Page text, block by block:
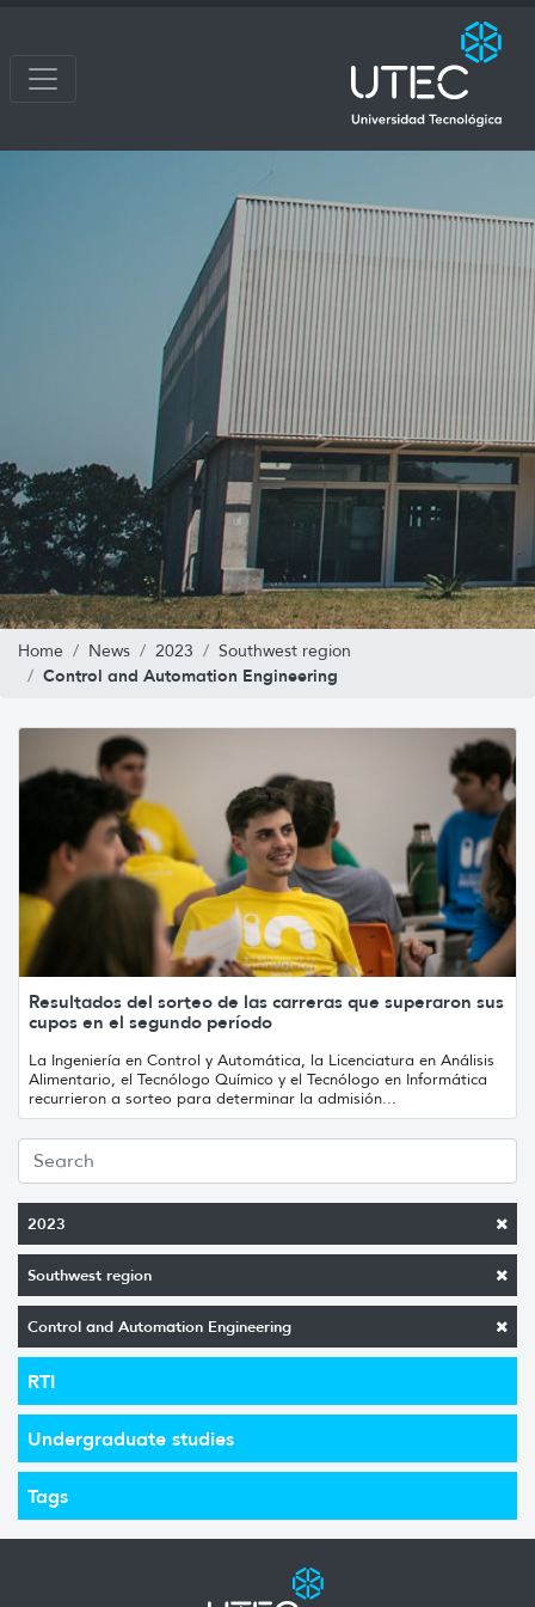
Home News 2023 Southwest region
Control and Automation Engineering
2023
Southwest region
Control and Automation Engineering
RTI
Undergraduate studies
Tags
Resultados del sorteo de las carreras que superaron sus
cupos en el segundo período
La Ingeniería en Control y Automática, la Licenciatura en Análisis
Alimentario, el Tecnólogo Químico y el Tecnólogo en Informática
recurrieron a sorteo para determinar la admisión...